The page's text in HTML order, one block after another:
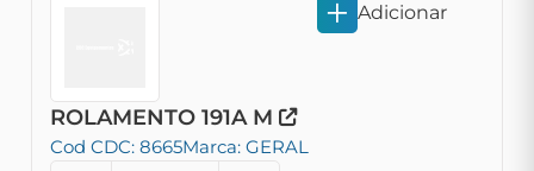
ROLAMENTO 191A M
Cod CDC: 8665Marca: GERAL
Adicionar